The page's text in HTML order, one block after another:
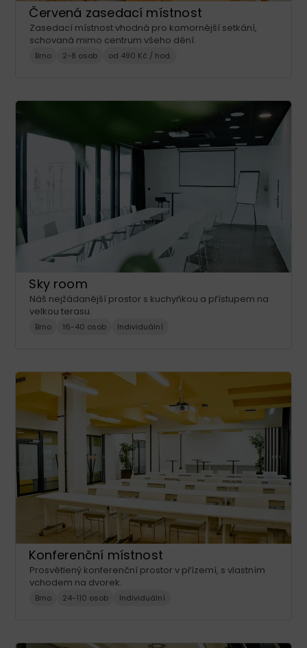
Červená zasedací místnost
Zasedací místnost vhodná pro komornější setkání,
schovaná mimo centrum všeho dění.
Brno 2-8 osob od 490 Kč / hod.
Sky room
Náš nejžádanější prostor s kuchyňkou a přístupem na
velkou terasu.
Brno 16-40 osob Individuální
Konferenční místnost
Prosvětlený konferenční prostor v přízemí, s vlastním
vchodem na dvorek.
Brno 24-110 osob Individuální